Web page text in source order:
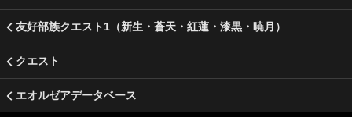
友好部族クエスト1（新生・蒼天・紅蓮・漆黒・暁月）
クエスト
エオルゼアデータベース